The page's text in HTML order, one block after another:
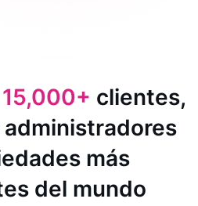
15,000+ clientes,
más
del mundo